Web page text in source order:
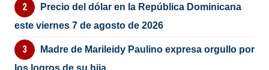
Precio del dólar en la República Dominicana
este viernes 7 de agosto de 2026
Madre de Marileidy Paulino expresa orgullo por
los logros de su hija